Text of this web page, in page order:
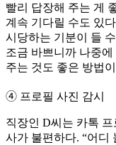
빨리 답장해 주는 게
계속 기다릴 수도 있
시당하는 기분이 들
조금 바쁘니까 나중
주는 것도 좋은 방법
➃ 프로필 사진 감시
직장인 D씨는 카톡
사가 불편하다. “어디